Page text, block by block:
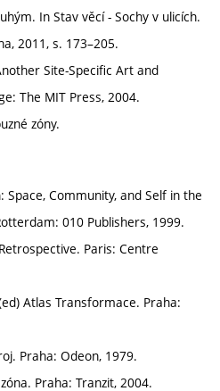
In Stav věcí - Sochy v ulicích.
2011, s. 173–205.
Site-Specific Art and
The MIT Press, 2004.
zóny.
Space, Community, and Self in the
010 Publishers, 1999.
Paris: Centre
(ed) Atlas Transformace. Praha:
Praha: Odeon, 1979.
Praha: Tranzit, 2004.